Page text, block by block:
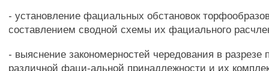
- установление фациальных обстановок
составлением сводной схемы их фациального
- выяснение закономерностей чередования в разрезе
различной фаци-альной принадлежности и их